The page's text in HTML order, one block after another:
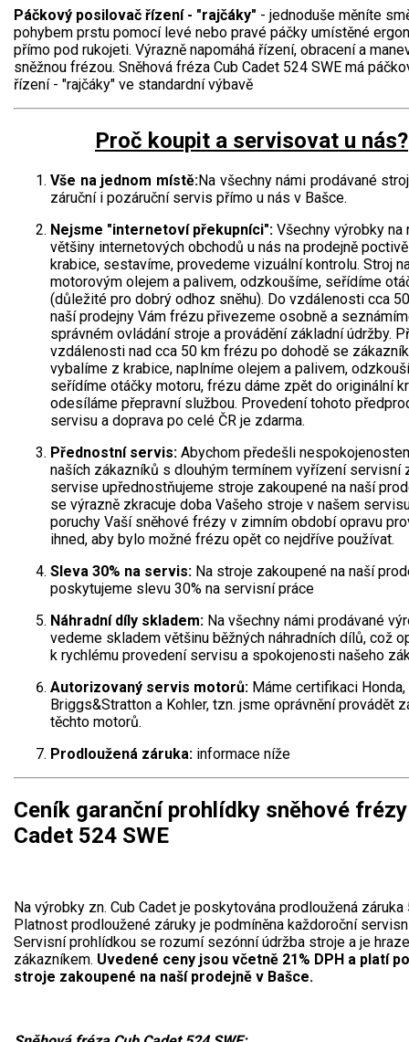
Štěpkovače a drtiče
Elektrické skútry
Elektrické tříkolky
Elektrické tříkolky pro seniory
Elektrické tříkolky pracovní
Elektrické čtyřkolky
Náhradní díly
Náhradní díly pro motorové pily
Zahradní traktory
Řetězové pily
Náhradní díly pro křovinořezy
Páčkový posilovač řízení - "rajčáky" - jednoduše měníte
pohybem prstu pomocí levé nebo pravé páčky umístěné
přímo pod rukojeti. Výrazně napomáhá řízení, obracení a
sněžnou frézou. Sněhová fréza Cub Cadet 524 SWE má
řízení - "rajčáky" ve standardní výbavě
Proč koupit a servisovat u nás?
Vše na jednom místě:Na všechny námi prodávané
záruční i pozáruční servis přímo u nás v Bašce.
Nejsme "internetoví překupníci": Všechny výrobky na
většiny internetových obchodů u nás na prodejně
krabice, sestavíme, provedeme vizuální kontrolu. Stroj
motorovým olejem a palivem, odzkoušíme, seřídíme
(důležité pro dobrý odhoz sněhu). Do vzdálenosti cca
naší prodejny Vám frézu přivezeme osobně a
správném ovládání stroje a provádění základní údržby.
vzdálenosti nad cca 50 km frézu po dohodě se
vybalíme z krabice, naplníme olejem a palivem,
seřídíme otáčky motoru, frézu dáme zpět do originální
odesíláme přepravní službou. Provedení tohoto
servisu a doprava po celé ČR je zdarma.
Přednostní servis: Abychom předešli
naších zákazníků s dlouhým termínem vyřízení servisní
servise upřednostňujeme stroje zakoupené na naší
se výrazně zkracuje doba Vašeho stroje v našem
poruchy Vaší sněhové frézy v zimním období opravu
ihned, aby bylo možné frézu opět co nejdříve používat.
Sleva 30% na servis: Na stroje zakoupené na naší
poskytujeme slevu 30% na servisní práce
Náhradní díly skladem: Na všechny námi prodávané
vedeme skladem většinu běžných náhradních dílů, což
k rychlému provedení servisu a spokojenosti našeho
Autorizovaný servis motorů: Máme certifikaci Honda,
Briggs&Stratton a Kohler, tzn. jsme oprávnění provádět
těchto motorů.
Prodloužená záruka: informace níže
Ceník garanční prohlídky sněhové
Cadet 524 SWE
Na výrobky zn. Cub Cadet je poskytována prodloužená záruka
Platnost prodloužené záruky je podmíněna každoroční
Servisní prohlídkou se rozumí sezónní údržba stroje a je
zákazníkem. Uvedené ceny jsou včetně 21% DPH a platí
stroje zakoupené na naší prodejně v Bašce.